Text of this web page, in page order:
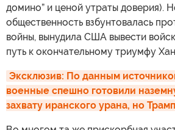
домино” и ценой утраты доверия).
общественность взбунтовалась
войны, вынудила США вывести
путь к окончательному триумфу
Эксклюзив: По данным
военные спешно готовили
захвату иранского урана, но